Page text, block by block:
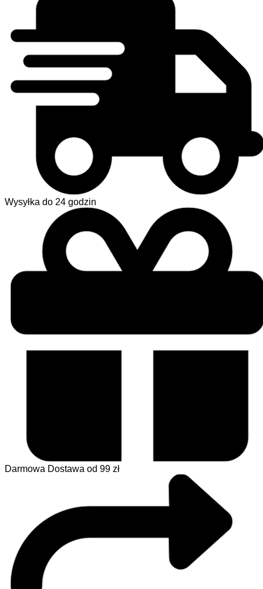
Wysyłka do 24 godzin
Darmowa Dostawa od 99 zł